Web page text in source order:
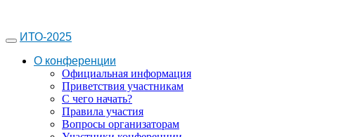
ИТО-2025
О конференции
Официальная информация
Приветствия участникам
С чего начать?
Правила участия
Вопросы организаторам